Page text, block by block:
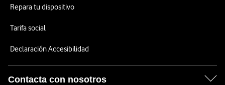
Repara tu dispositivo
Tarifa social
Declaración Accesibilidad
Contacta con nosotros